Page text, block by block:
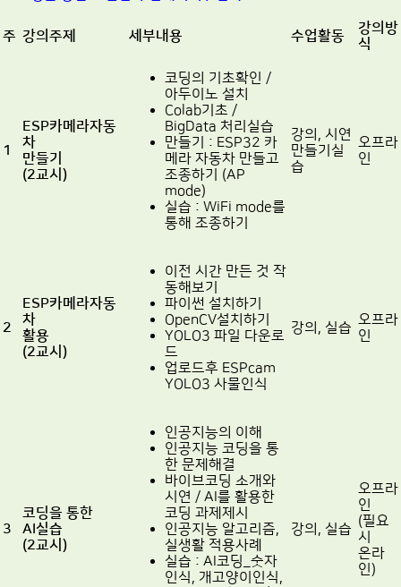
주 강의주제 세부내용 수업활동
강의방
식
1
ESP카메라자동
차
만들기
(2교시)
코딩의 기초확인 /
아두이노 설치
Colab기초 /
BigData 처리실습
만들기 : ESP32 카
메라 자동차 만들고
조종하기 (AP
mode)
실습 : WiFi mode를
통해 조종하기
강의, 시연
만들기실
습
오프라
인
2
ESP카메라자동
차
활용
(2교시)
이전 시간 만든 것 작
동해보기
파이썬 설치하기
OpenCV설치하기
YOLO3 파일 다운로
드
업로드후 ESPcam
YOLO3 사물인식
강의, 실습 오프라
인
3
코딩을 통한
AI실습
(2교시)
인공지능의 이해
인공지능 코딩을 통
한 문제해결
바이브코딩 소개와
시연 / AI를 활용한
코딩 과제제시
인공지능 알고리즘,
실생활 적용사례
실습 : AI코딩_숫자
인식, 개고양이인식,
강의, 실습
오프라
인
(필요
시
온라
인)